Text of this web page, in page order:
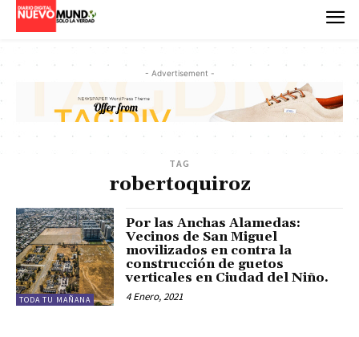
- Advertisement -
TAG
robertoquiroz
TODA TU MAÑANA
Por las Anchas Alamedas:
Vecinos de San Miguel
movilizados en contra la
construcción de guetos
verticales en Ciudad del Niño.
4 Enero, 2021